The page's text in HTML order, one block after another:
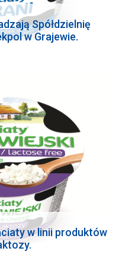
Spółdzielnię
w Grajewie.
w linii produktów